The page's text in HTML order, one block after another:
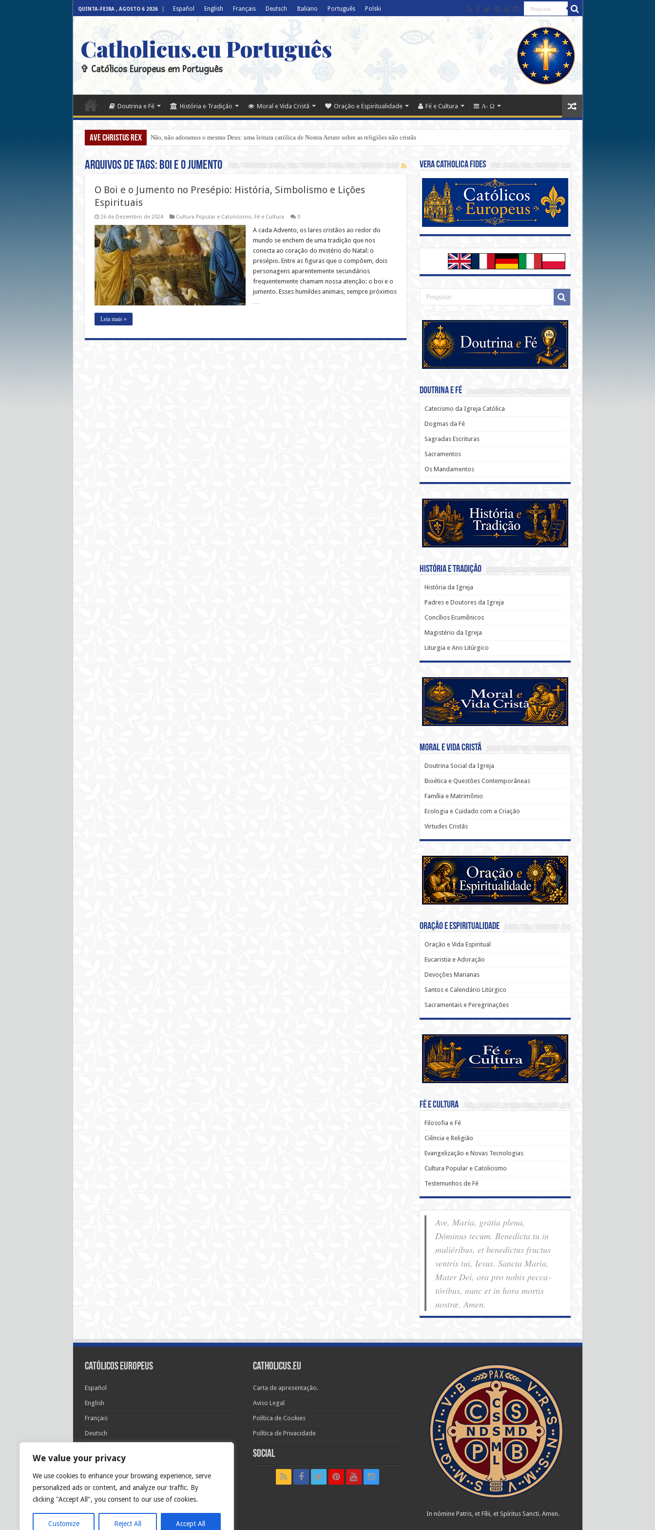
We value your privacy
We use cookies to enhance your browsing experience, serve
personalized ads or content, and analyze our traffic. By
clicking "Accept All", you consent to our use of cookies.
Customize Reject All Accept All
QUINTA-FEIRA , AGOSTO 6 2026 Español English Français Deutsch Italiano Português Polski
Catholicus.eu Português
✞ Católicos Europeus em Português
Doutrina e Fé História e Tradição Moral e Vida Cristã Oração e Espiritualidade Fé e Cultura Α- Ω
Ave Christus Rex Não, não adoramos o mesmo Deus: uma leitura católica de Nostra Aetate sobre as religiões não cristãs
Arquivos de tags: Boi e o Jumento
O Boi e o Jumento no Presépio: História, Simbolismo e Lições
Espirituais
26 de Dezembro de 2024 Cultura Popular e Catolicismo, Fé e Cultura 0
A cada Advento, os lares cristãos ao redor do
mundo se enchem de uma tradição que nos
conecta ao coração do mistério do Natal: o
presépio. Entre as figuras que o compõem, dois
personagens aparentemente secundários
frequentemente chamam nossa atenção: o boi e o
jumento. Esses humildes animais, sempre próximos
…
Leia mais »
Vera Catholica Fides
Doutrina e Fé
Catecismo da Igreja Católica
Dogmas da Fé
Sagradas Escrituras
Sacramentos
Os Mandamentos
História e Tradição
História da Igreja
Padres e Doutores da Igreja
Concílios Ecumênicos
Magistério da Igreja
Liturgia e Ano Litúrgico
Moral e Vida Cristã
Doutrina Social da Igreja
Bioética e Questões Contemporâneas
Família e Matrimônio
Ecologia e Cuidado com a Criação
Virtudes Cristãs
Oração e Espiritualidade
Oração e Vida Espiritual
Eucaristia e Adoração
Devoções Marianas
Santos e Calendário Litúrgico
Sacramentais e Peregrinações
Fé e Cultura
Filosofia e Fé
Ciência e Religião
Evangelização e Novas Tecnologias
Cultura Popular e Catolicismo
Testemunhos de Fé
Ave, Maria, grátia plena,
Dóminus tecum. Benedícta tu in
muliéribus, et benedíctus fructus
ventris tui, Iesus. Sancta Maria,
Mater Dei, ora pro nobis pec­ca­
tóribus, nunc et in hora mortis
nostræ. Amen.
Católicos Europeus
Español
English
Français
Deutsch
Português
Polski
Glória Patri, et Fílio, et Spirítui Sancto. Sicut erat in
princípio, et nunc et semper et in sǽcula
sæculórum. Amen.
Catholicus.eu
Carta de apresentação.
Aviso Legal
Política de Cookies
Política de Privacidade
Social
In nómine Patris, et Fílii, et Spíritus Sancti. Amen.